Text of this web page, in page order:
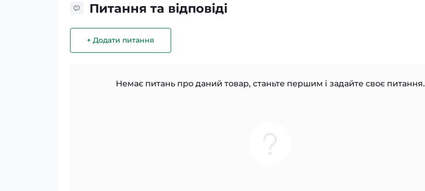
Питання та відповіді
+ Додати питання
Немає питань про даний товар, станьте першим і задайте своє питання.